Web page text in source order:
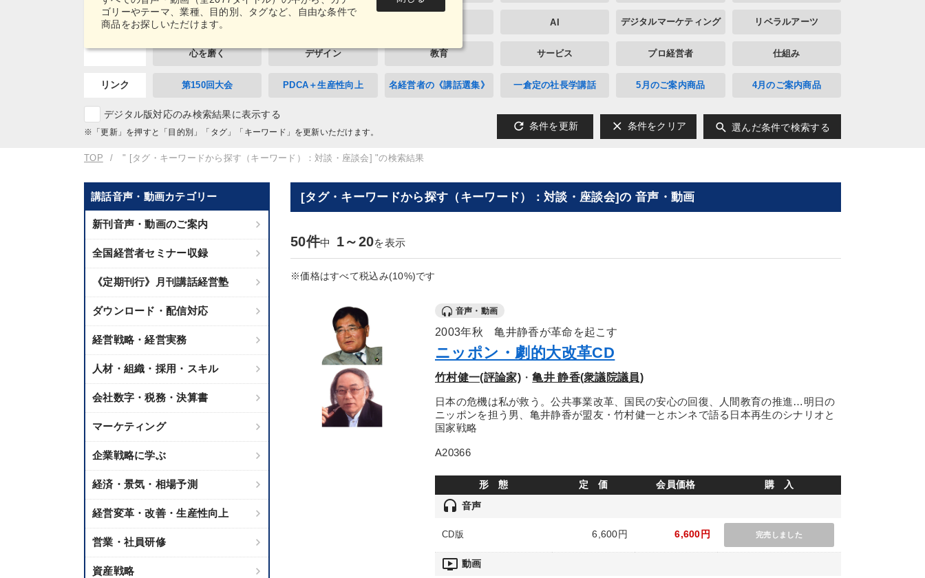
ゴリーやテーマ、業種、目的別、タグなど、自由な条件で
商品をお探しいただけます。
キーワード
成功哲学 AI デジタルマーケティング リベラルアーツ
心を磨く デザイン 教育 サービス プロ経営者 仕組み
リンク 第150回大会 PDCA＋生産性向上 名経営者の《講話選集》 一倉定の社長学講話 5月のご案内商品 4月のご案内商品
デジタル版対応のみ検索結果に表示する
※「更新」を押すと「目的別」「タグ」「キーワード」を更新いただけます。 refresh 条件を更新 clear 条件をクリア search 選んだ条件で検索する
TOP " [タグ・キーワードから探す（キーワード）：対談・座談会] "の検索結果
講話音声・動画カテゴリー
新刊音声・動画のご案内
全国経営者セミナー収録
《定期刊行》月刊講話経営塾
ダウンロード・配信対応
経営戦略・経営実務
人材・組織・採用・スキル
会社数字・税務・決算書
マーケティング
企業戦略に学ぶ
経済・景気・相場予測
経営変革・改善・生産性向上
営業・社員研修
資産戦略
[タグ・キーワードから探す（キーワード）：対談・座談会]の 音声・動画
50件中 1～20を表示
※価格はすべて税込み(10%)です
音声・動画
2003年秋 亀井静香が革命を起こす
ニッポン・劇的大改革CD
竹村健一(評論家)・亀井 静香(衆議院議員)
日本の危機は私が救う。公共事業改革、国民の安心の回復、人間教育の推進…明日の
ニッポンを担う男、亀井静香が盟友・竹村健一とホンネで語る日本再生のシナリオと
国家戦略
A20366
形 態 定 価 会員価格 購 入
headset 音声
CD版 6,600円 6,600円 完売しました
ondemand_video 動画